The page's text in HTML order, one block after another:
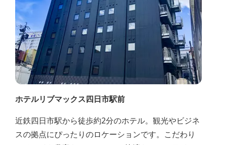
ホテルリブマックス四日市駅前
近鉄四日市駅から徒歩約2分のホテル。観光やビジネ
スの拠点にぴったりのロケーションです。こだわり